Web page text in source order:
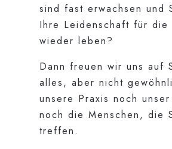
sind fast erwachsen und
Ihre Leidenschaft für die
wieder leben?
Dann freuen wir uns auf
alles, aber nicht
unsere Praxis noch
noch die Menschen, die
treffen.